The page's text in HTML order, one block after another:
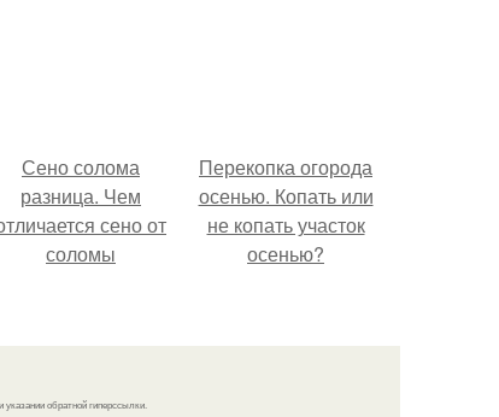
Сено солома
разница. Чем
сено от
соломы
Перекопка огорода
осенью. Копать или
не копать участок
осенью?
указании обратной гиперссылки.